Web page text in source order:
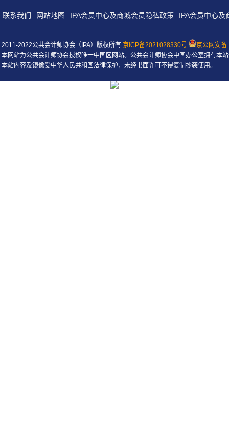
联系我们 网站地图 IPA会员中心及商城会员隐私政策 IPA会员中心及
2011-2022公共会计师协会（IPA）版权所有 京ICP备2021028330号
京公网安
本网站为公共会计师协会授权唯一中国区网站。公共会计师协会中国办公室拥有本
本站内容及镜像受中华人民共和国法律保护，未经书面许可不得复制抄袭使用。